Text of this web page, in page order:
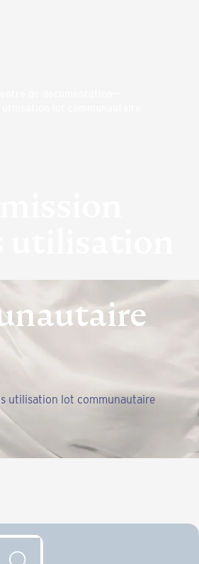
utilisation lot communautaire